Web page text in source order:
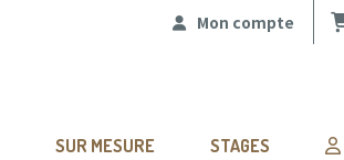
Mon compte
SUR MESURE STAGES